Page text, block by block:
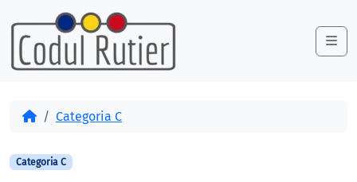
Skip to content
Skip to footer
AcasăCategoria C
Categoria C